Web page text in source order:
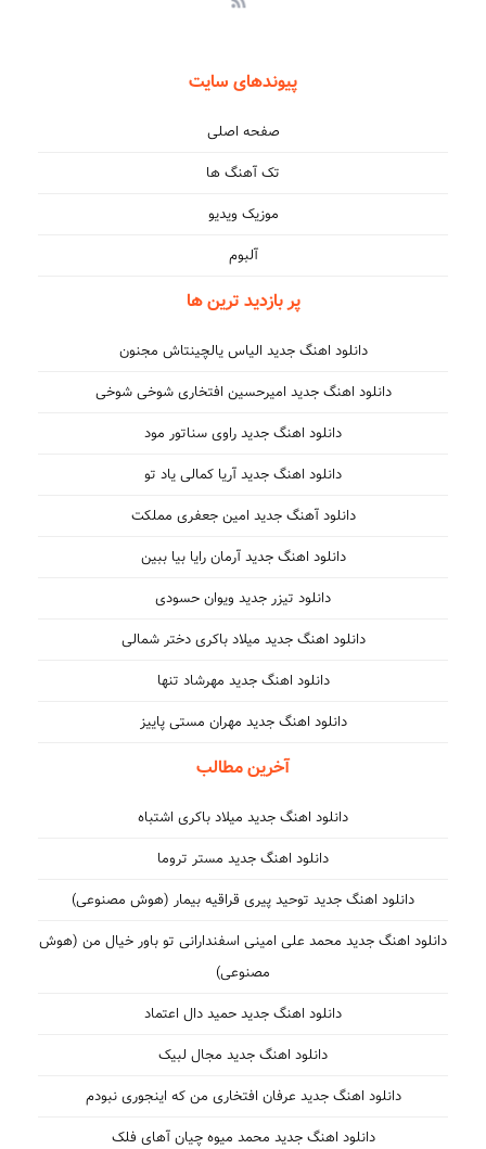
پیوندهای سایت
صفحه اصلی
تک آهنگ ها
موزیک ویدیو
آلبوم
پر بازدید ترین ها
دانلود اهنگ جدید الیاس یالچینتاش مجنون
دانلود اهنگ جدید امیرحسین افتخاری شوخی شوخی
دانلود اهنگ جدید راوی سناتور مود
دانلود اهنگ جدید آریا کمالی یاد تو
دانلود آهنگ جدید امین جعفری مملکت
دانلود اهنگ جدید آرمان رایا بیا ببین
دانلود تیزر جدید ویوان حسودی
دانلود اهنگ جدید میلاد باکری دختر شمالی
دانلود اهنگ جدید مهرشاد تنها
دانلود اهنگ جدید مهران مستی پاییز
آخرین مطالب
دانلود اهنگ جدید میلاد باکری اشتباه
دانلود اهنگ جدید مستر تروما
دانلود اهنگ جدید توحید پیری قراقیه بیمار (هوش مصنوعی)
دانلود اهنگ جدید محمد علی امینی اسفندارانی تو باور خیال من (هوش
مصنوعی)
دانلود اهنگ جدید حمید دال اعتماد
دانلود اهنگ جدید مجال لبیک
دانلود اهنگ جدید عرفان افتخاری من که اینجوری نبودم
دانلود اهنگ جدید محمد میوه چیان آهای فلک